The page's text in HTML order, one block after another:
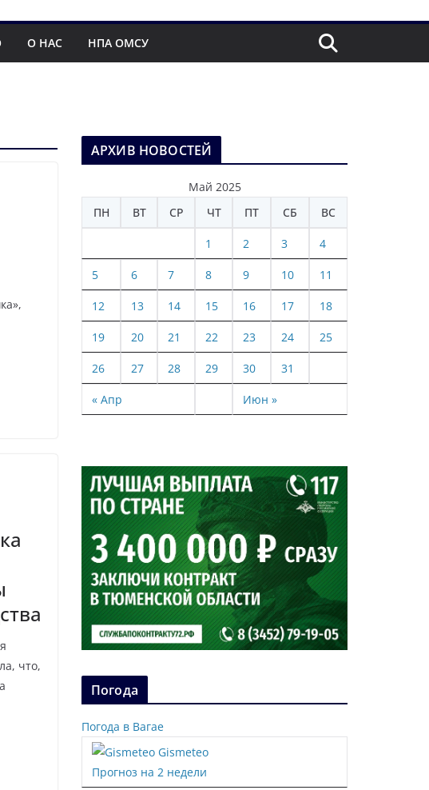
О НАС НПА ОМСУ
что,
АРХИВ НОВОСТЕЙ
Май 2025
ПН
ВТ СР ЧТ ПТ СБ ВС
« Апр Июн »
1 2 3 4
5 6 7 8 9 10 11
12 13 14 15 16 17 18
19 20 21 22 23 24 25
26 27 28 29 30 31
Погода
Погода в Вагае
Gismeteo
Прогноз на 2 недели